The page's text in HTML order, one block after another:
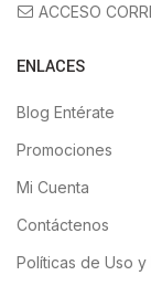
ACCESO
ENLACES
Blog Entérate
Promociones
Mi Cuenta
Contáctenos
Políticas de Uso y